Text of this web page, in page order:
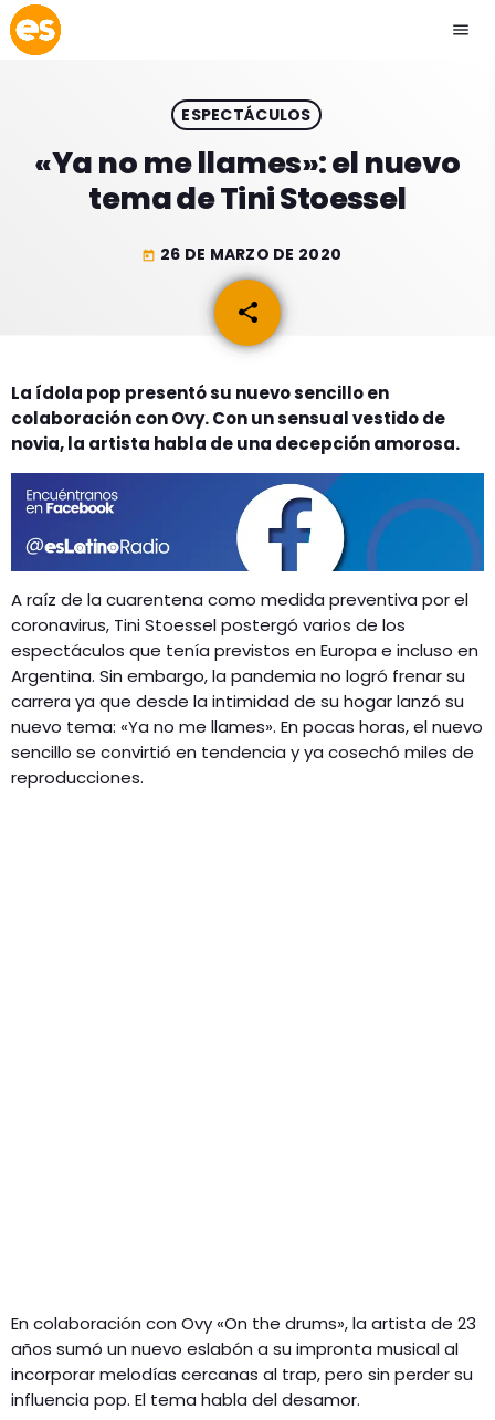
menu
play_arrow EMISIÓN LA PAZ
EMISIÓN COCHABAMBA
ACTUALIDAD
ESPECTÁCULOS
GEEKERS
MÚSICA
ENTRETENIMIENTO
LOS + TOP
PROGRAMACIÓN
INICIO
RADIO SPLENDID
CONTACTO
ESPECTÁCULOS
«Ya no me llames»: el nuevo
tema de Tini Stoessel
today 26 DE MARZO DE 2020
share
email
La ídola pop presentó su nuevo sencillo en
colaboración con Ovy. Con un sensual vestido de
novia, la artista habla de una decepción amorosa.
A raíz de la cuarentena como medida preventiva por el
coronavirus, Tini Stoessel postergó varios de los
espectáculos que tenía previstos en Europa e incluso en
Argentina. Sin embargo, la pandemia no logró frenar su
carrera ya que desde la intimidad de su hogar lanzó su
nuevo tema: «Ya no me llames». En pocas horas, el nuevo
sencillo se convirtió en tendencia y ya cosechó miles de
reproducciones.
En colaboración con Ovy «On the drums», la artista de 23
años sumó un nuevo eslabón a su impronta musical al
incorporar melodías cercanas al trap, pero sin perder su
influencia pop. El tema habla del desamor.